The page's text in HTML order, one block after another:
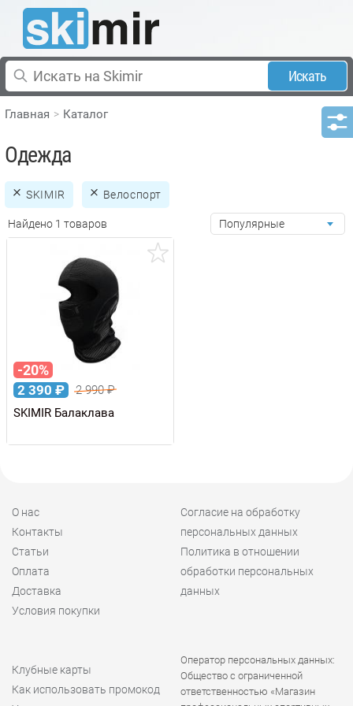
Искать
Главная Каталог
Одежда
SKIMIR Велоспорт
Найдено 1 товаров Популярные
-20%
2 390 ₽ 2 990₽
SKIMIR Балаклава
О нас
Контакты
Статьи
Оплата
Доставка
Условия покупки
Согласие на обработку
персональных данных
Политика в отношении
обработки персональных
данных
Клубные карты
Как использовать промокод
Оператор персональных данных:
Общество с ограниченной
ответственностью «Магазин